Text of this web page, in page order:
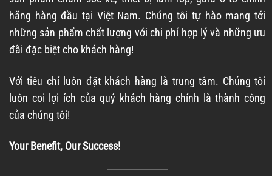
hãng hàng đầu tại Việt Nam. Chúng tôi tự hào mang tới
những sản phẩm chất lượng với chi phí hợp lý và những ưu
đãi đặc biệt cho khách hàng!
Với tiêu chí luôn đặt khách hàng là trung tâm. Chúng tôi
luôn coi lợi ích của quý khách hàng chính là thành công
của chúng tôi!
Your Benefit, Our Success!